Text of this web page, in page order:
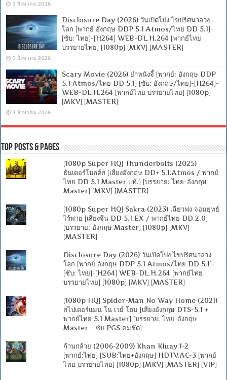
3 สิงหาคม 2026
Disclosure Day (2026) วันเปิดโปง ไขปริศนาลวง
โลก [พากย์ อังกฤษ DDP 5.1 Atmos/ไทย DD 5.1]-
[ซับ: ไทย]-[H264] WEB-DL.H.264 [พากย์ไทย
บรรยายไทย] [1080p] [MKV] [MASTER]
3 สิงหาคม 2026
Scary Movie (2026) ยำหนังจี้ [พากย์: อังกฤษ DDP
5.1 Atmos/ไทย DD 5.1] [ซับ: อังกฤษ/ไทย]-[H264]-
WEB-DL.H.264 [พากย์ไทย บรรยายไทย] [1080p]
[MKV] [MASTER]
3 สิงหาคม 2026
Top Posts & Pages
[1080p Super HQ] Thunderbolts (2025)
ธันเดอร์โบลต์ส [เสียงอังกฤษ DD+ 5.1.Atmos / พากย์
ไทย DD 5.1 Master แท้.] [บรรยาย: ไทย-อังกฤษ
Master] [MKV] [MASTER]
[1080p Super HQ] Sakra (2023) เฉียวฟง จอมยุทธ์
ไร้พ่าย [เสียงจีน DD 5.1.EX / พากย์ไทย DD 2.0]
[บรรยาย: อังกฤษ Master] [1080p] [MKV]
[MASTER]
Disclosure Day (2026) วันเปิดโปง ไขปริศนาลวง
โลก [พากย์ อังกฤษ DDP 5.1 Atmos/ไทย DD 5.1]-
[ซับ: ไทย]-[H264] WEB-DL.H.264 [พากย์ไทย
บรรยายไทย] [1080p] [MKV] [MASTER]
[1080p HQ] Spider-Man No Way Home (2021)
สไปเดอร์แมน โน เวย์ โฮม [เสียงอังกฤษ DTS-5.1 +
พากย์ไทย 5.1 Master] [บรรยาย: ไทย-อังกฤษ
Master + ซับ PGS คมชัด]
ก้านกล้วย (2006-2009) Khan Kluay 1-2
[พากย์:ไทย] [SUB:ไทย+อังกฤษ] HDTV.AC-3 [พากย์
ไทย บรรยายไทย] [1080p] [MKV] [MASTER] [VIP]